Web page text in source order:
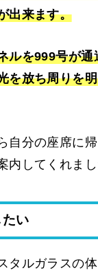
出来ます。
ルを999号が
を放ち周りを
自分の座席に
内してくれまし
い
タルガラスの